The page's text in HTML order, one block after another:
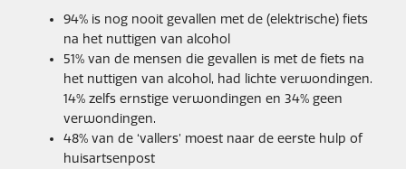
94% is nog nooit gevallen met de (elektrische) fiets
na het nuttigen van alcohol
51% van de mensen die gevallen is met de fiets na
het nuttigen van alcohol, had lichte verwondingen.
14% zelfs ernstige verwondingen en 34% geen
verwondingen.
48% van de ‘vallers’ moest naar de eerste hulp of
huisartsenpost